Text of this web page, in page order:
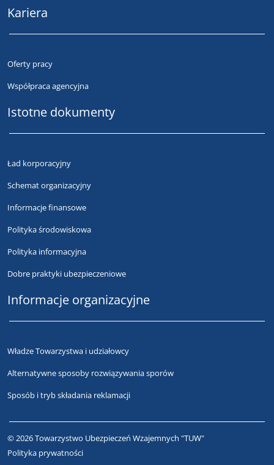
Kariera
Oferty pracy
Współpraca agencyjna
Istotne dokumenty
Ład korporacyjny
Schemat organizacyjny
Informacje finansowe
Polityka środowiskowa
Polityka informacyjna
Dobre praktyki ubezpieczeniowe
Informacje organizacyjne
Władze Towarzystwa i udziałowcy
Alternatywne sposoby rozwiązywania sporów
Sposób i tryb składania reklamacji
© 2026 Towarzystwo Ubezpieczeń Wzajemnych "TUW"
Polityka prywatności